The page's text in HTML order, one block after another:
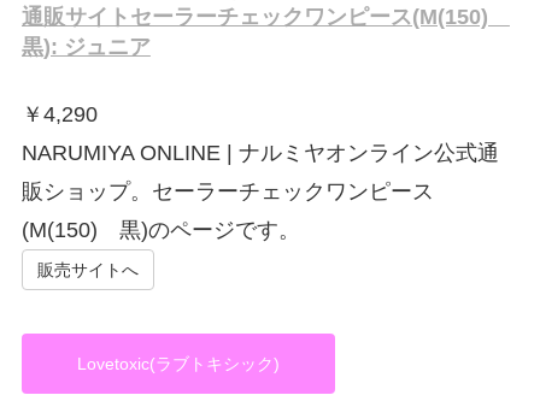
通販サイトセーラーチェックワンピース(M(150)
黒): ジュニア
￥ 4,290
NARUMIYA ONLINE | ナルミヤオンライン公式通
販ショップ。セーラーチェックワンピース
(M(150) 黒)のページです。
販売サイトへ
Lovetoxic(ラブトキシック)